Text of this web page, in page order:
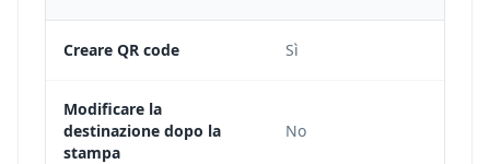
Creare QR code Sì
Modificare la
destinazione dopo la
stampa
No